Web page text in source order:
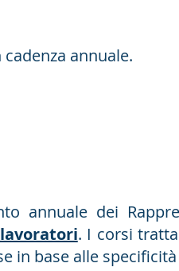
annuale.
annuale dei
. I corsi
base alle specificità